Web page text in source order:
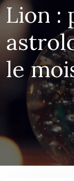
Lion :
le